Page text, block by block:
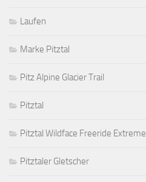
Laufen
Marke Pitztal
Pitz Alpine Glacier Trail
Pitztal
Pitztal Wildface Freeride Extreme
Pitztaler Gletscher